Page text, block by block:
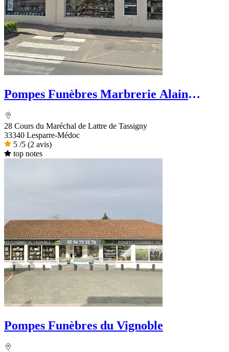
Pompes Funèbres Marbrerie Alain
28 Cours du Maréchal de Lattre de Tassigny
33340 Lesparre-Médoc
5 /5 (2 avis)
top notes
Pompes Funèbres du Vignoble